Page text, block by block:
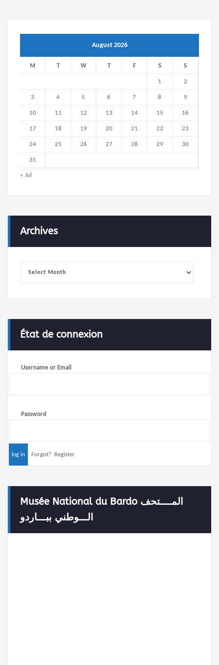
August 2026
M T W T F S S
1 2
3 4 5 6 7 8 9
10 11 12 13 14 15 16
17 18 19 20 21 22 23
24 25 26 27 28 29 30
31
« Jul
Archives
État de connexion
Username or Email
Password
Forgot? Register
Musée National du Bardo المــــتحف
الـــوطني ببـــاردو